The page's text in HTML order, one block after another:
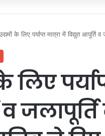
के लिए पर्याप्त मात्रा में विद्युत
लिए
व